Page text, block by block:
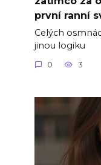
první ranní
Celých
jinou logiku
0 3